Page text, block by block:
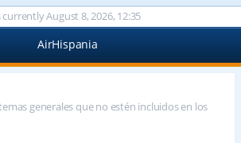
currently August 8, 2026, 12:35
AirHispania
generales que no estén incluidos en los